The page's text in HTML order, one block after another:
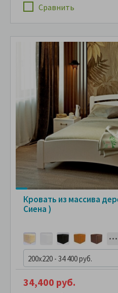
Сравнить
Кровать из массива
Сиена )
200x220 - 34 400 руб.
34,400 руб.